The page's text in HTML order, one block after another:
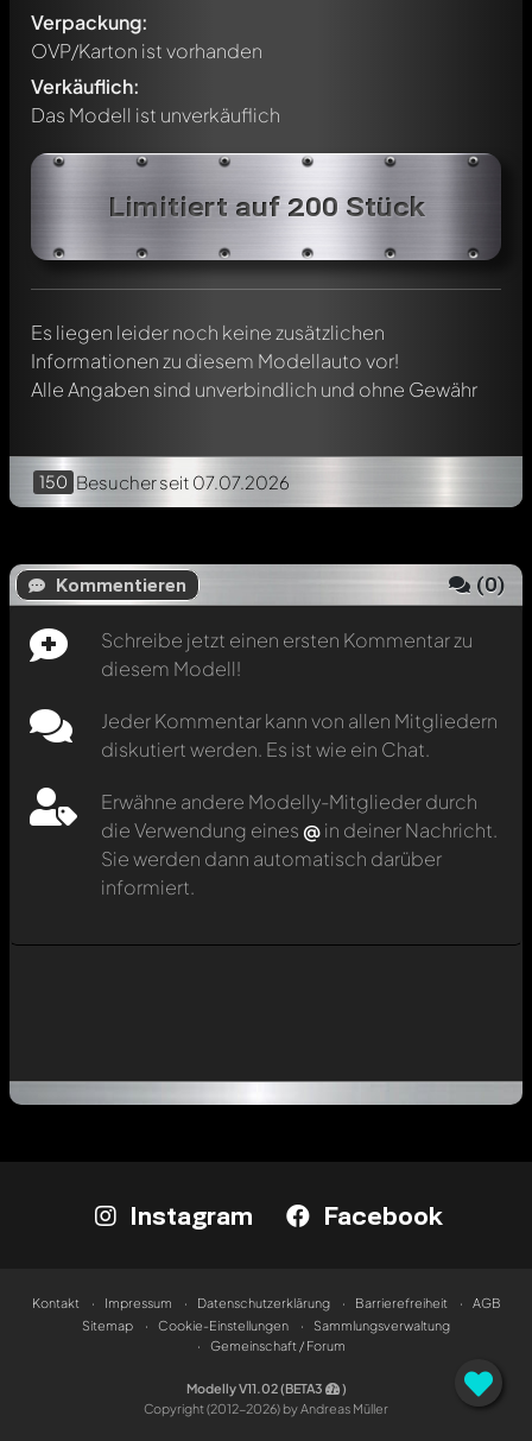
Verpackung:
OVP/Karton ist vorhanden
Verkäuflich:
Das Modell ist unverkäuflich
Limitiert auf 200 Stück
Es liegen leider noch keine zusätzlichen
Informationen zu diesem Modellauto vor!
Alle Angaben sind unverbindlich und ohne Gewähr
150 Besucherseit 07.07.2026
Kommentieren (0)
Schreibe jetzt einen ersten Kommentar zu
diesem Modell!
Jeder Kommentar kann von allen Mitgliedern
diskutiert werden. Es ist wie ein Chat.
Erwähne andere Modelly-Mitglieder durch
die Verwendung eines @in deiner Nachricht.
Sie werden dann automatisch darüber
informiert.
Schreibe jetzt einen ersten Kommentar zu diesem Modell!
werden. Es ist wie ein Chat.
Verwendung eines@in deiner Nachricht. Sie werden dann
automatisch darüber informiert.
Instagram Facebook
Kontakt Impressum Datenschutzerklärung Barrierefreiheit
AGB
Sitemap
Cookie-Einstellungen
Sammlungsverwaltung
Gemeinschaft / Forum
Modelly V11.02 (BETA3
)
Copyright (2012-2026) by Andreas Müller